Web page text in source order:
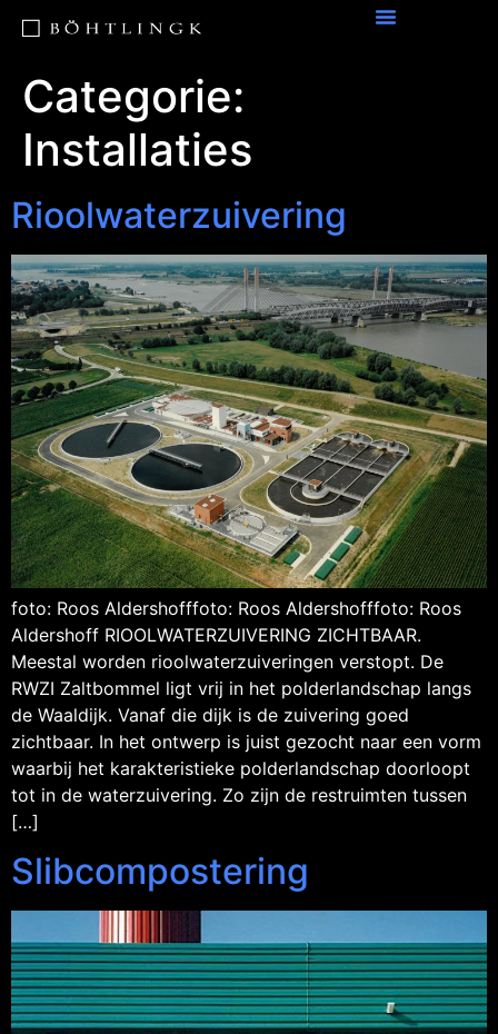
Categorie:
Installaties
Rioolwaterzuivering
foto: Roos Aldershofffoto: Roos Aldershofffoto: Roos
Aldershoff RIOOLWATERZUIVERING ZICHTBAAR.
Meestal worden rioolwaterzuiveringen verstopt. De
RWZI Zaltbommel ligt vrij in het polderlandschap langs
de Waaldijk. Vanaf die dijk is de zuivering goed
zichtbaar. In het ontwerp is juist gezocht naar een vorm
waarbij het karakteristieke polderlandschap doorloopt
tot in de waterzuivering. Zo zijn de restruimten tussen
[…]
Slibcompostering